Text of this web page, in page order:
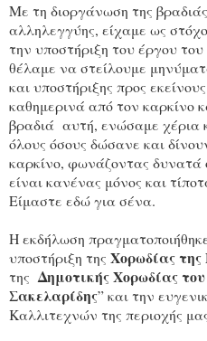
Με τη διοργάνωση της
αλληλεγγύης, είχαμε ως
την υποστήριξη του έργου
θέλαμε να στείλουμε
και υποστήριξης προς
καθημερινά από τον καρκίνο
βραδιά αυτή, ενώσαμε χέρια
όλους όσους δώσανε και
καρκίνο, φωνάζοντας δυνατά
είναι κανένας μόνος και
Είμαστε εδώ για σένα.
Η εκδήλωση
υποστήριξη της Χορωδίας
της Δημοτικής Χορωδίας
Σακελαρίδης” και την
Καλλιτεχνών της περιοχής